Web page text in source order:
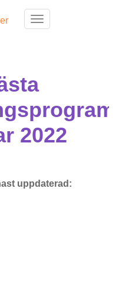
Toggle navigation
2022
uppdaterad: